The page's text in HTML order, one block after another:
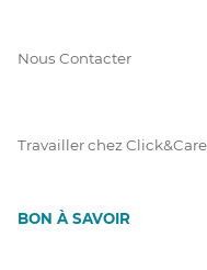
Nous Contacter
Travailler chez Click&Care
BON À SAVOIR